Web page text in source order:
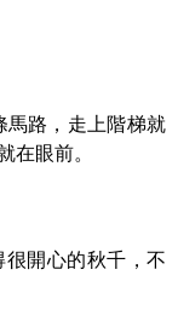
路，走上階梯就
在眼前。
開心的秋千，不